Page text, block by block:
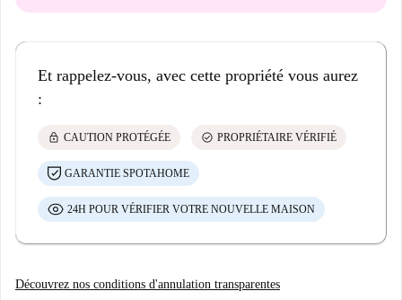
Et rappelez-vous, avec cette propriété vous aurez
:
lock CAUTION PROTÉGÉE check_circle PROPRIÉTAIRE VÉRIFIÉ
GARANTIE SPOTAHOME
24H POUR VÉRIFIER VOTRE NOUVELLE MAISON
Découvrez nos conditions d'annulation transparentes